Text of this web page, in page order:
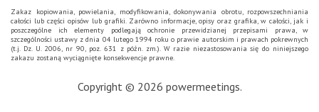
Zakaz kopiowania, powielania, modyfikowania, dokonywania obrotu, rozpowszechniania
całości lub części opisów lub grafiki. Zarówno informacje, opisy oraz grafika, w całości, jak i
poszczególne ich elementy podlegają ochronie przewidzianej przepisami prawa, w
szczególności ustawy z dnia 04 lutego 1994 roku o prawie autorskim i prawach pokrewnych
(t.j. Dz. U. 2006, nr 90, poz. 631 z późn. zm.). W razie niezastosowania się do niniejszego
zakazu zostaną wyciągnięte konsekwencje prawne.
Copyright © 2026 powermeetings.